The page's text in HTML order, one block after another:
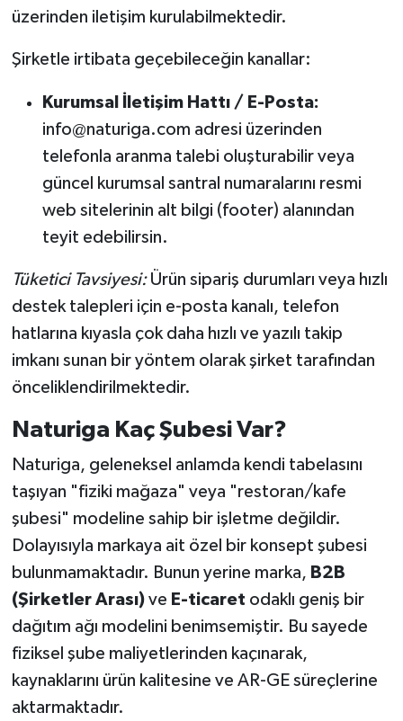
üzerinden iletişim kurulabilmektedir.
Şirketle irtibata geçebileceğin kanallar:
Kurumsal İletişim Hattı / E-Posta:
info@naturiga.com adresi üzerinden
telefonla aranma talebi oluşturabilir veya
güncel kurumsal santral numaralarını resmi
web sitelerinin alt bilgi (footer) alanından
teyit edebilirsin.
Tüketici Tavsiyesi:Ürün sipariş durumları veya hızlı
destek talepleri için e-posta kanalı, telefon
hatlarına kıyasla çok daha hızlı ve yazılı takip
imkanı sunan bir yöntem olarak şirket tarafından
önceliklendirilmektedir.
Naturiga Kaç Şubesi Var?
Naturiga, geleneksel anlamda kendi tabelasını
taşıyan "fiziki mağaza" veya "restoran/kafe
şubesi" modeline sahip bir işletme değildir.
Dolayısıyla markaya ait özel bir konsept şubesi
bulunmamaktadır. Bunun yerine marka, B2B
(Şirketler Arası)ve E-ticaret odaklı geniş bir
dağıtım ağı modelini benimsemiştir. Bu sayede
fiziksel şube maliyetlerinden kaçınarak,
kaynaklarını ürün kalitesine ve AR-GE süreçlerine
aktarmaktadır.